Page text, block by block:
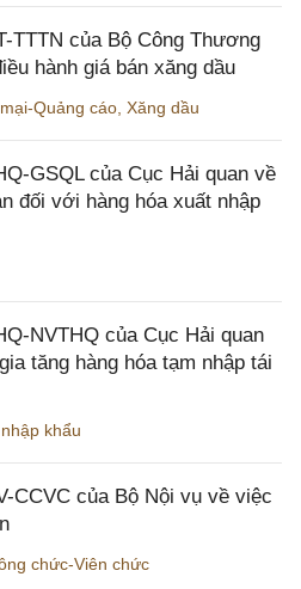
TTTN của Bộ Công Thương
hành giá bán xăng dầu
Quảng cáo Xăng dầu
GSQL của Cục Hải quan về
đối với hàng hóa xuất nhập
NVTHQ của Cục Hải quan
tăng hàng hóa tạm nhập tái
khẩu
CCVC của Bộ Nội vụ về việc
chức-Viên chức